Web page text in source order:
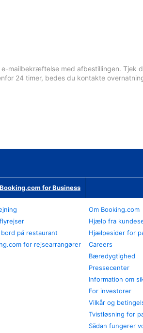
mailbekræftelse med afbestillingen. Tjek
24 timer, bedes du kontakte
Booking.com for Business
bord på restaurant
for rejsearrangører
Om Booking.com
Hjælp fra
Hjælpesider for
Careers
Bæredygtighed
Pressecenter
Information om
For investorer
Vilkår og
Tvistløsning for
Sådan fungerer